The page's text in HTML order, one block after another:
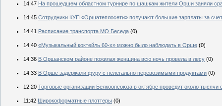
14:47 На прошедшем областном турнире по шашкам жители Орши заняли
14:45 Сотрудники КУП «Оршатеплосети» получают большие зарплаты за
14:41 Расписание транспорта МО Беседа (0)
14:40 «Музыкальный коктейль 60-х» можно было наблюдать в Орше (0)
14:36 В Оршанском районе пожилая женщина всю ночь провела в лесу (0)
14:33 В Орше задержали фуру с нелегально перевозимыми продуктами (0)
12:20 Торговые организации Белкоопсоюза в октябре проведут около
11:42 Широкоформатные плоттеры (0)